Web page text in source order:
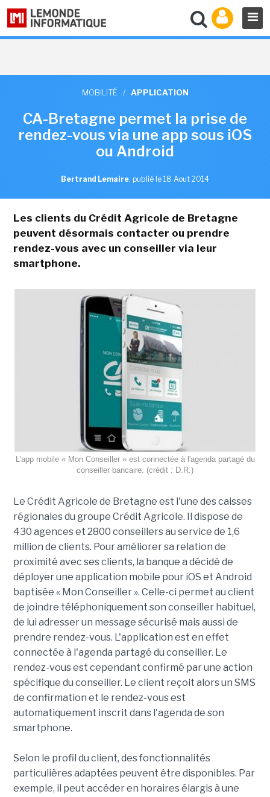
MOBILITÉ / APPLICATION
CA-Bretagne permet la prise de
rendez-vous via une app sous iOS
ou Android
Bertrand Lemaire, publié le 18 Aout 2014
Les clients du Crédit Agricole de Bretagne
peuvent désormais contacter ou prendre
rendez-vous avec un conseiller via leur
smartphone.
L'app mobile « Mon Conseiller » est connectée à l'agenda partagé du
conseiller bancaire. (crédit : D.R.)
Le Crédit Agricole de Bretagne est l'une des caisses
régionales du groupe Crédit Agricole. Il dispose de
430 agences et 2800 conseillers au service de 1,6
million de clients. Pour améliorer sa relation de
proximité avec ses clients, la banque a décidé de
déployer une application mobile pour iOS et Android
baptisée « Mon Conseiller ». Celle-ci permet au client
de joindre téléphoniquement son conseiller habituel,
de lui adresser un message sécurisé mais aussi de
prendre rendez-vous. L'application est en effet
connectée à l'agenda partagé du conseiller. Le
rendez-vous est cependant confirmé par une action
spécifique du conseiller. Le client reçoit alors un SMS
de confirmation et le rendez-vous est
automatiquement inscrit dans l'agenda de son
smartphone.
Selon le profil du client, des fonctionnalités
particulières adaptées peuvent être disponibles. Par
exemple, il peut accéder en horaires élargis à une